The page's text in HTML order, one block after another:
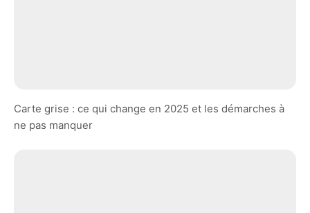
Carte grise : ce qui change en 2025 et les démarches à
ne pas manquer